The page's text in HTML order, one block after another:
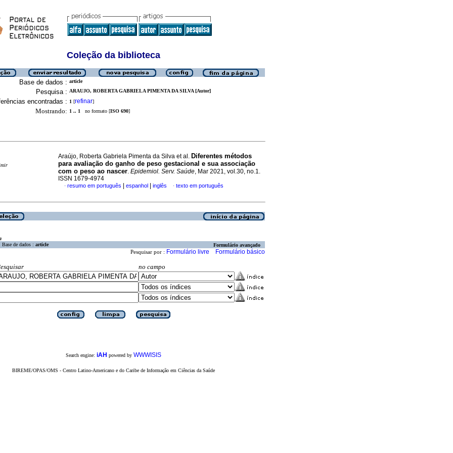
Coleção da biblioteca
Base de dados : article
Pesquisa : ARAUJO, ROBERTA GABRIELA PIMENTA DA SILVA [Autor]
encontradas : 1 [refinar]
Mostrando: 1 .. 1 no formato [ISO 690]
Araújo, Roberta Gabriela Pimenta da Silva et al. Diferentes métodos
para avaliação do ganho de peso gestacional e sua associação
com o peso ao nascer. Epidemiol. Serv. Saúde, Mar 2021, vol.30, no.1.
ISSN 1679-4974
· resumo em português espanhol inglês · texto em português
Base de dados : article Formulário avançado
Pesquisar por : Formulário livre Formulário básico
no campo
Search engine: iAH powered by WWWISIS
BIREME/OPAS/OMS - Centro Latino-Americano e do Caribe de Informação em Ciências da Saúde